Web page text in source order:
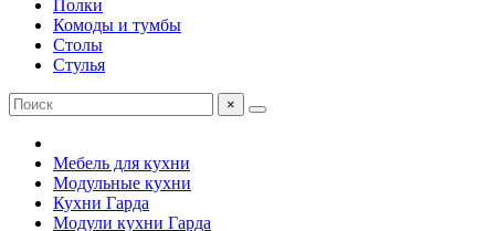
Полки
Комоды и тумбы
Столы
Стулья
×
Мебель для кухни
Модульные кухни
Кухни Гарда
Модули кухни Гарда